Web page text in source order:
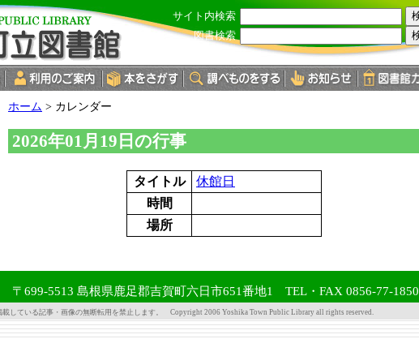
サイト内検索
図書検索
現
の
位
置：
ホーム > カレンダー
2026年01月19日の行事
タイトル
休館日
時間
場所
〒699-5513 島根県鹿足郡吉賀町六日市651番地1 TEL・FAX 0856-77-1850
載している記事・画像の無断転用を禁止します。 Copyright 2006 Yoshika Town Public Library all rights reserved.